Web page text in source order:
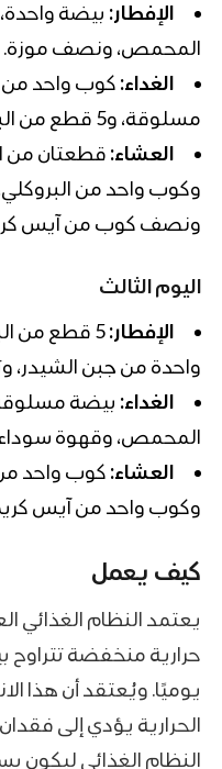
الإفطار: بيضة
المحمص، ونصف موزة.
الغداء: كوب واحد من
مسلوقة، و5 قطع من البسكويت المملح.
العشاء: قطعتان من
وكوب واحد من
ونصف كوب من آيس كريم
اليوم الثالث
الإفطار:
5 قطع من
واحدة من جبن الشيدر،
الغداء: بيضة
المحمص، وقهوة
العشاء: كوب واحد
وكوب واحد من آيس كريم
كيف يعمل
يعتمد النظام الغذائي
يوميًا. ويُعتقد أن هذا
الحرارية يؤدي إلى
النظام الغذائي ليكون